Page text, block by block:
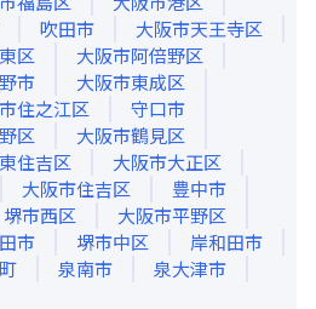
吹田市
大阪市天王寺区
区
大阪市阿倍野区
市
大阪市東成区
住之江区
守口市
区
大阪市鶴見区
住吉区
大阪市大正区
大阪市住吉区
豊中市
堺市西区
大阪市平野区
市 堺市中区
岸和田市
泉南市
泉大津市